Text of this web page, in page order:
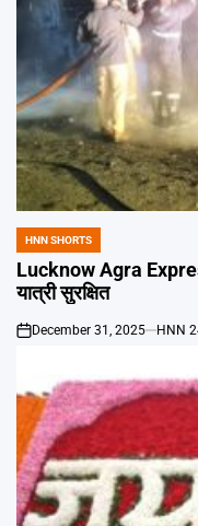
POSTED
IN
HNN SHORTS
Lucknow Agra
यात्री सुरक्षित
on
December 31, 2025 HNN